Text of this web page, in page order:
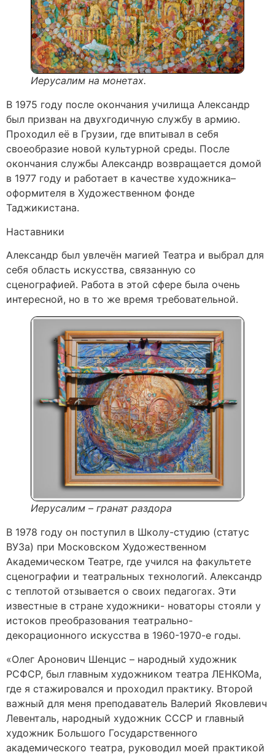
Иерусалим на монетах.
В 1975 году после окончания училища Александр
был призван на двухгодичную службу в армию.
Проходил её в Грузии, где впитывал в себя
своеобразие новой культурной среды. После
окончания службы Александр возвращается домой
в 1977 году и работает в качестве художника–
оформителя в Художественном фонде
Таджикистана.
Наставники
Александр был увлечён магией Театра и выбрал для
себя область искусства, связанную со
сценографией. Работа в этой сфере была очень
интересной, но в то же время требовательной.
Иерусалим – гранат раздора
В 1978 году он поступил в Школу-студию (статус
ВУЗа) при Московском Художественном
Академическом Театре, где учился на факультете
сценографии и театральных технологий. Александр
с теплотой отзывается о своих педагогах. Эти
известные в стране художники- новаторы стояли у
истоков преобразования театрально-
декорационного искусства в 1960-1970-е годы.
«Олег Аронович Шенцис – народный художник
РСФСР, был главным художником театра ЛЕНКОМа,
где я стажировался и проходил практику. Второй
важный для меня преподаватель Валерий Яковлевич
Левенталь, народный художник СССР и главный
художник Большого Государственного
академического театра, руководил моей практикой